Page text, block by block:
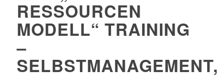
RESSOURCEN
MODELL“ TRAINING
–
SELBSTMANAGEMENT,